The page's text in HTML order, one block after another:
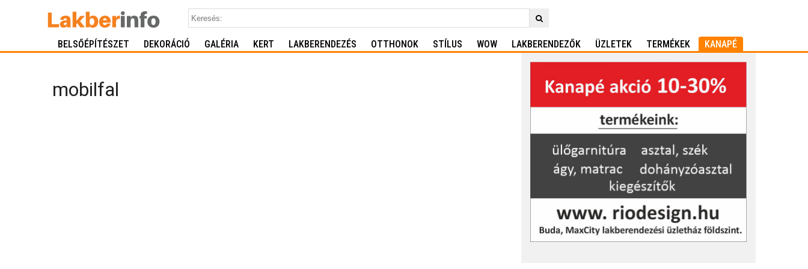
BELSŐÉPÍTÉSZET DEKORÁCIÓ GALÉRIA KERT LAKBERENDEZÉS OTTHONOK STÍLUS WOW LAKBERENDEZŐK ÜZLETEK TERMÉKEK KANAPÉ
mobilfal